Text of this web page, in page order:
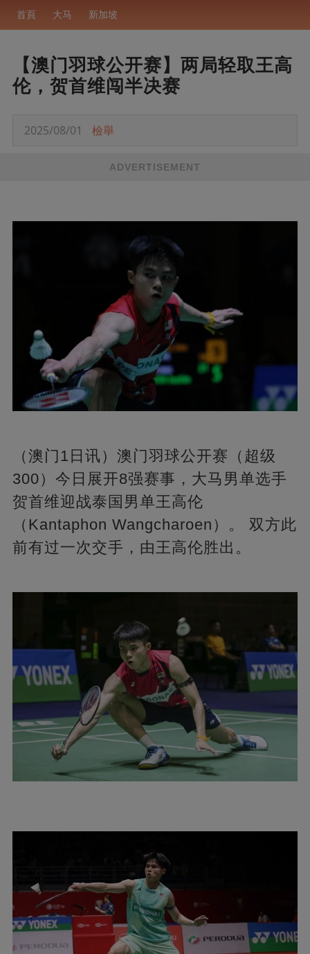
首頁 大马 新加坡
【澳门羽球公开赛】两局轻取王高
伦，贺首维闯半决赛
2025/08/01 檢舉
ADVERTISEMENT
（澳门1日讯）澳门羽球公开赛（超级
300）今日展开8强赛事，大马男单选手
贺首维迎战泰国男单王高伦
（Kantaphon Wangcharoen）。 双方此
前有过一次交手，由王高伦胜出。